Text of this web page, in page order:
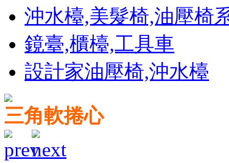
沖水檯,美髮椅,油壓椅
鏡臺,櫃檯,工具車
設計家油壓椅,沖水檯
三角軟捲心